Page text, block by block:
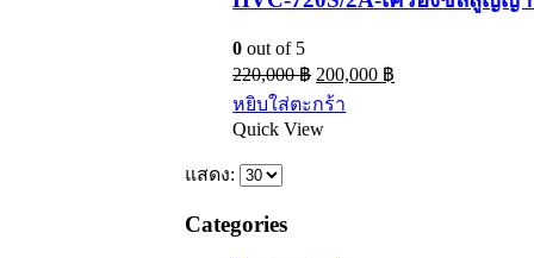
0 out of 5
220,000฿ 200,000 ฿
หยิบใส่ตะกร้า
Quick View
แสดง:
Categories